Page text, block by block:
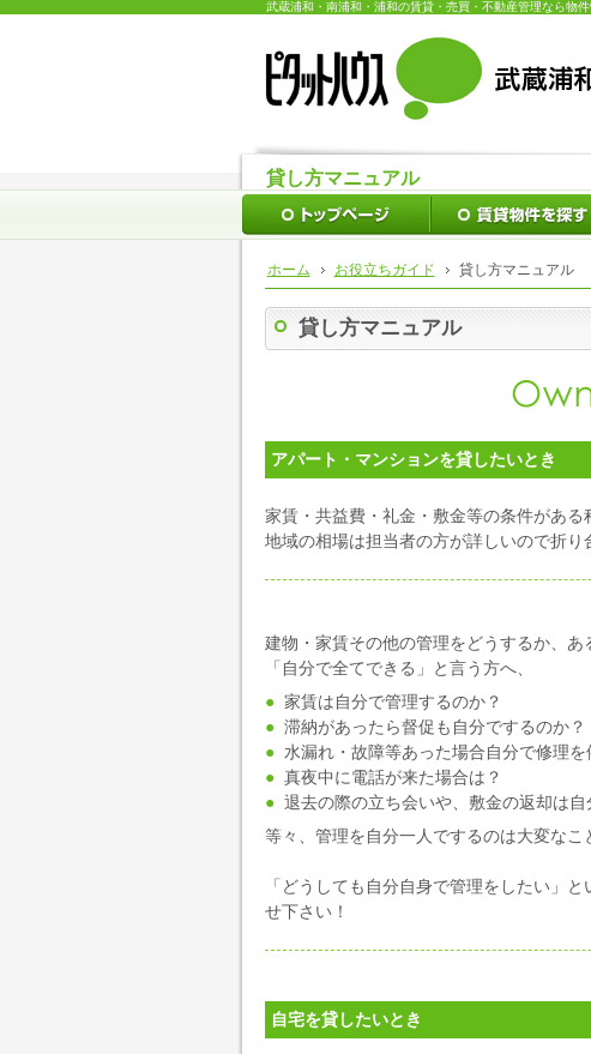
貸し方マニュアル
ホーム お役立ちガイド 貸し方マニュアル
貸し方マニュアル
アパート・マンションを貸したいとき
家賃・共益費・礼金・敷金等の条件がある
地域の相場は担当者の方が詳しいので折り
建物・家賃その他の管理をどうするか、あ
「自分で全てできる」と言う方へ、
家賃は自分で管理するのか？
滞納があったら督促も自分でするのか？
水漏れ・故障等あった場合自分で修理を
真夜中に電話が来た場合は？
退去の際の立ち会いや、敷金の返却は自
等々、管理を自分一人でするのは大変なこ
「どうしても自分自身で管理をしたい」
せ下さい！
自宅を貸したいとき
トップページ